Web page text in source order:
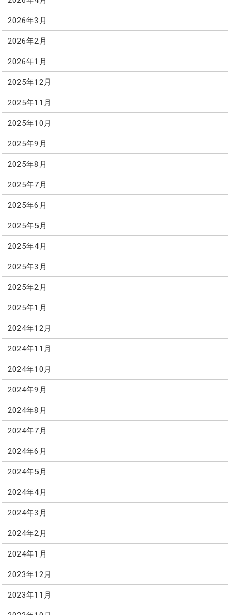
2026年3月
2026年2月
2026年1月
2025年12月
2025年11月
2025年10月
2025年9月
2025年8月
2025年7月
2025年6月
2025年5月
2025年4月
2025年3月
2025年2月
2025年1月
2024年12月
2024年11月
2024年10月
2024年9月
2024年8月
2024年7月
2024年6月
2024年5月
2024年4月
2024年3月
2024年2月
2024年1月
2023年12月
2023年11月